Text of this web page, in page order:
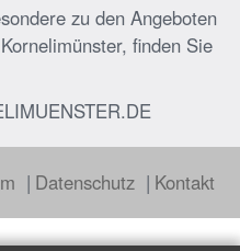
zu den Angeboten
finden Sie
Datenschutz Kontakt